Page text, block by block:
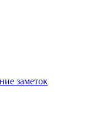
заметок